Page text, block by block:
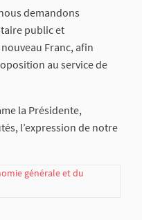
demandons
public et
Franc, afin
au service de
la Présidente,
l’expression de notre
générale et du